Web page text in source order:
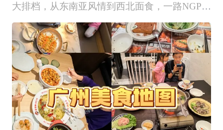
大排档，从东南亚风情到西北面食，一路NGP城
市漫游，舒适座舱加持，让我把街头巷尾的宝藏
小店吃了个遍。重点是——所有美食照片都没加
滤镜，还原食物最本真的色泽！ （主打一个真
实，毕竟G7的云感座椅已经够让我“陷”进